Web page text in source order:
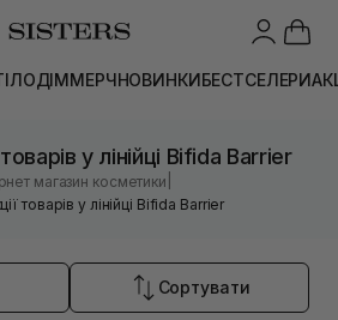
ДІММЕРЧНОВИНКИБЕСТСЕЛЕРИ
у лінійці Bifida Barrier
магазин косметики
товарів у лінійці Bifida Barrier
Сортувати